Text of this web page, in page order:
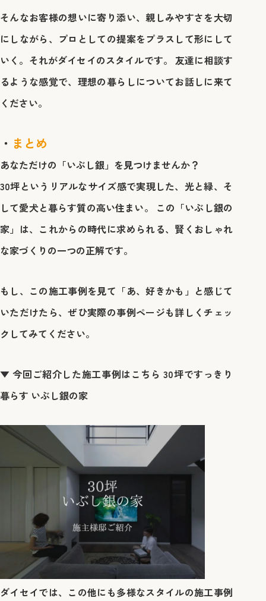
そんなお客様の想いに寄り添い、親しみやすさを大切
にしながら、プロとしての提案をプラスして形にして
いく。それがダイセイのスタイルです。 友達に相談す
るような感覚で、理想の暮らしについてお話しに来て
ください。
まとめ
あなただけの「いぶし銀」を見つけませんか？
30坪というリアルなサイズ感で実現した、光と緑、そ
して愛犬と暮らす質の高い住まい。 この「いぶし銀の
家」は、これからの時代に求められる、賢くおしゃれ
な家づくりの一つの正解です。
もし、この施工事例を見て「あ、好きかも」と感じて
いただけたら、ぜひ実際の事例ページも詳しくチェッ
クしてみてください。
▼ 今回ご紹介した施工事例はこちら 30坪ですっきり
暮らす いぶし銀の家
ダイセイでは、この他にも多様なスタイルの施工事例